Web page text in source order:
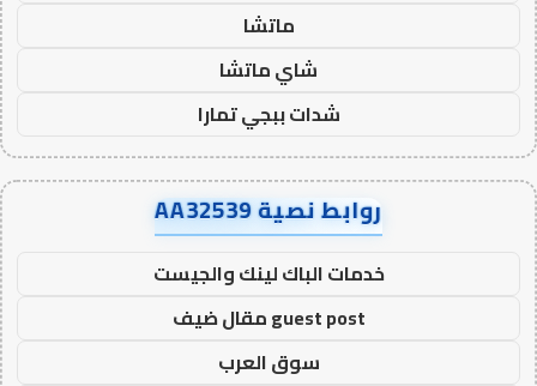
ماتشا
شاي ماتشا
شدات ببجي تمارا
روابط نصية AA32539
خدمات الباك لينك والجيست
guest post مقال ضيف
سوق العرب